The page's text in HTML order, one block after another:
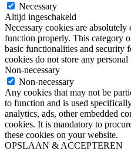
Necessary
Altijd ingeschakeld
Necessary cookies are
function properly. This category
basic functionalities and security
cookies do not store any
Non-necessary
Non-necessary
Any cookies that may not be
to function and is used
analytics, ads, other embedded
cookies. It is mandatory to
these cookies on your website.
OPSLAAN & ACCEPTEREN